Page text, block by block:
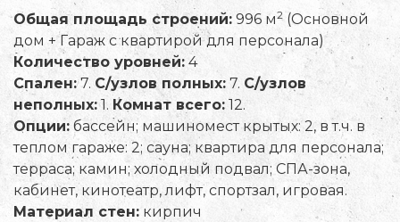
Общая площадь строений: 996 м2 (Основной
дом + Гараж с квартирой для персонала)
Количество уровней: 4
Спален:7. С/узлов полных: 7. С/узлов
неполных:1. Комнат всего: 12.
Опции: бассейн; машиномест крытых: 2, в т.ч. в
теплом гараже: 2; сауна; квартира для персонала;
терраса; камин; холодный подвал; СПА-зона,
кабинет, кинотеатр, лифт, спортзал, игровая.
Материал стен: кирпич